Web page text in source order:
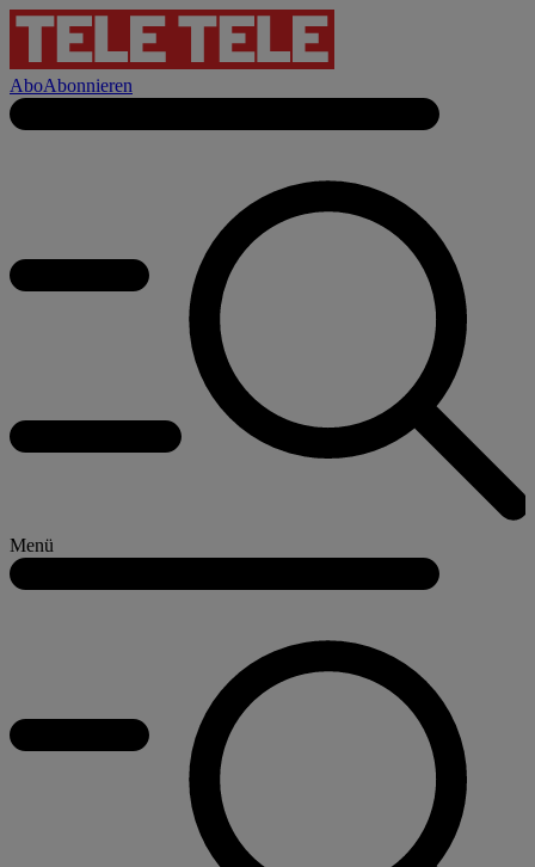
AboAbonnieren
Menü